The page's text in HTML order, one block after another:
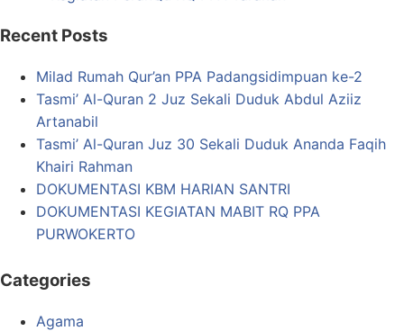
Recent Posts
Milad Rumah Qur’an PPA Padangsidimpuan ke-2
Tasmi’ Al-Quran 2 Juz Sekali Duduk Abdul Aziiz
Artanabil
Tasmi’ Al-Quran Juz 30 Sekali Duduk Ananda Faqih
Khairi Rahman
DOKUMENTASI KBM HARIAN SANTRI
DOKUMENTASI KEGIATAN MABIT RQ PPA
PURWOKERTO
Categories
Agama